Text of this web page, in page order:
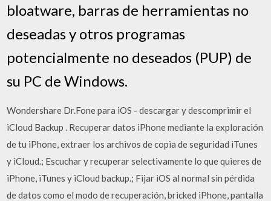
bloatware, barras de herramientas no
deseadas y otros programas
potencialmente no deseados (PUP) de
su PC de Windows.
Wondershare Dr.Fone para iOS - descargar y descomprimir el
iCloud Backup . Recuperar datos iPhone mediante la exploración
de tu iPhone, extraer los archivos de copia de seguridad iTunes
y iCloud.; Escuchar y recuperar selectivamente lo que quieres de
iPhone, iTunes y iCloud backup.; Fijar iOS al normal sin pérdida
de datos como el modo de recuperación, bricked iPhone, pantalla